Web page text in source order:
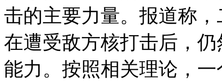
击的主要力量。报道称
在遭受敌方核打击后，
能力。按照相关理论，